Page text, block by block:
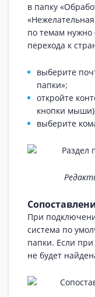
в папку
по темам нужно
перехода к
выберите
папки»;
откройте
кнопки
выберите
При
система по
папки. Если при
не будет